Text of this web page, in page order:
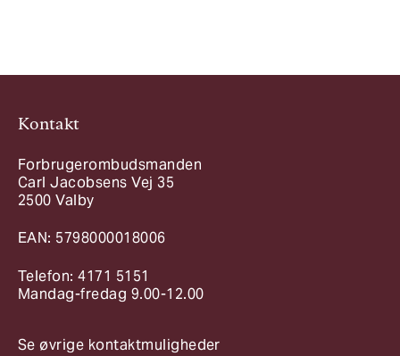
Kontakt
Forbrugerombudsmanden
Carl Jacobsens Vej 35
2500 Valby
EAN: 5798000018006
Telefon: 4171 5151
Mandag-fredag 9.00-12.00
Se øvrige kontaktmuligheder